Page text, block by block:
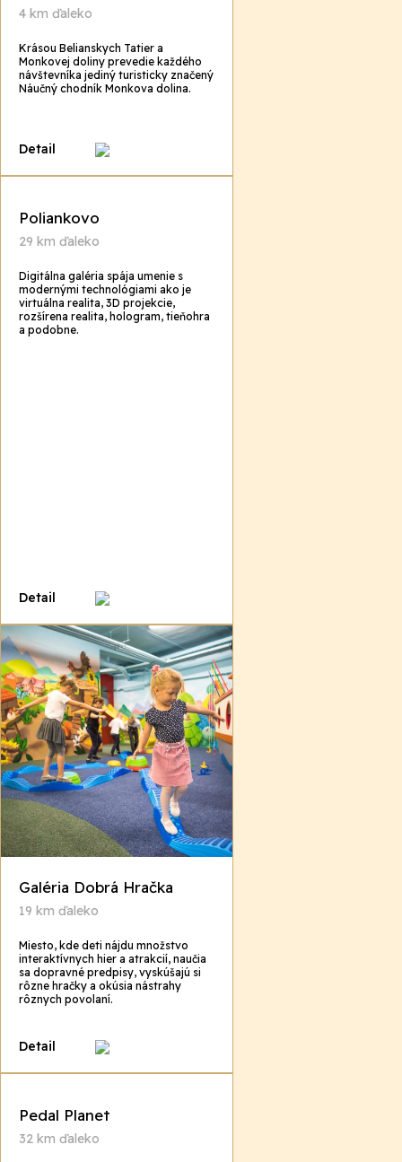
4 km ďaleko
Krásou Belianskych Tatier a
Monkovej doliny prevedie každého
návštevníka jediný turisticky značený
Náučný chodník Monkova dolina.
Detail
Poliankovo
29 km ďaleko
Digitálna galéria spája umenie s
modernými technológiami ako je
virtuálna realita, 3D projekcie,
rozšírena realita, hologram, tieňohra
a podobne.
Detail
Galéria Dobrá Hračka
19 km ďaleko
Miesto, kde deti nájdu množstvo
interaktívnych hier a atrakcií, naučia
sa dopravné predpisy, vyskúšajú si
rôzne hračky a okúsia nástrahy
rôznych povolaní.
Detail
Pedal Planet
32 km ďaleko